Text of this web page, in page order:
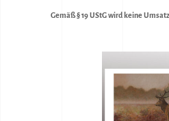
Gemäß § 19 UStG wird keine